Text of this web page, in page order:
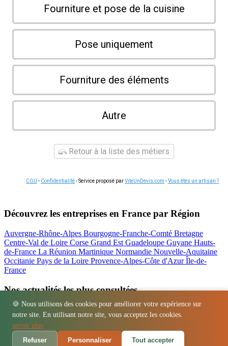
🍪 Nous utilisons des cookies pour améliorer votre expérience sur
notre site. En utilisant notre site, vous acceptez les cookies.
savoir plus
Refuser
Personnaliser Tout accepter
Fourniture et pose de la cuisine
Pose uniquement
Fourniture des éléments
Autre
Retour à la liste des métiers
CGU - Confidentialité- Service proposé parViteUnDevis.com -Vous êtes un artisan ?
Découvrez les entreprises en France par Région
Auvergne-Rhône-Alpes Bourgogne-Franche-Comté Bretagne
Centre-Val de Loire Corse Grand Est Guadeloupe Guyane Hauts-
de-France La Réunion Martinique Normandie Nouvelle-Aquitaine
Occitanie Pays de la Loire Provence-Alpes-Côte d'AzurÎle-de-
France
Nos actualités les plus consultées
Location bétonnière : guide complet et tarifs
Régions - Départements - Villes - Entreprises - Marques
Espace presse